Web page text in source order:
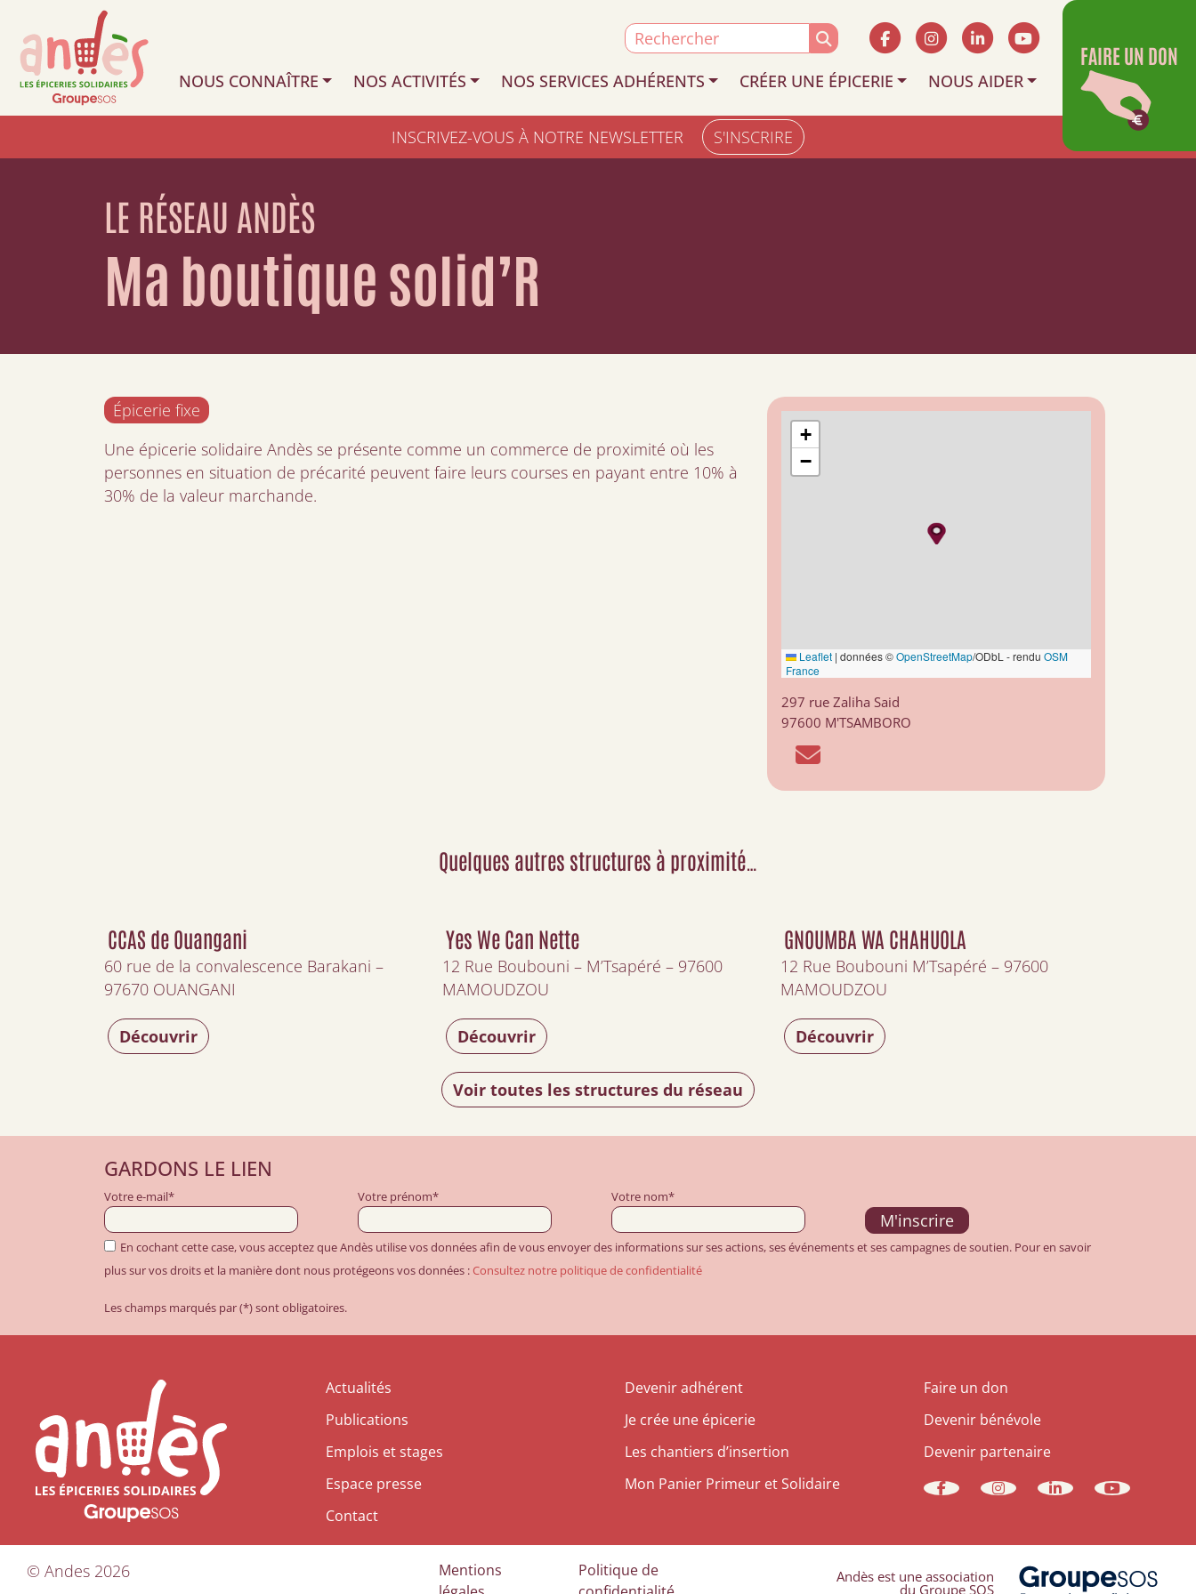
Search
for:
NOUS CONNAÎTRE
NOS ACTIVITÉS NOS SERVICES ADHÉRENTS CRÉER UNE ÉPICERIE NOUS AIDER
INSCRIVEZ-VOUS À NOTRE NEWSLETTER S'INSCRIRE
FAIRE UN DON
LE RÉSEAU ANDÈS
Ma boutique solid’R
Épicerie fixe
Une épicerie solidaire Andès se présente comme un commerce de proximité où les
personnes en situation de précarité peuvent faire leurs courses en payant entre 10% à
30% de la valeur marchande.
+
−
Leaflet | données ©OpenStreetMap/ODbL - rendu OSM
France
297 rue Zaliha Said
97600 M'TSAMBORO
Quelques autres structures à proximité…
CCAS de Ouangani
60 rue de la convalescence Barakani –
97670 OUANGANI
Découvrir
Yes We Can Nette
12 Rue Boubouni – M’Tsapéré – 97600
MAMOUDZOU
Découvrir
GNOUMBA WA CHAHUOLA
12 Rue Boubouni M’Tsapéré – 97600
MAMOUDZOU
Découvrir
Voir toutes les structures du réseau
GARDONS LE LIEN
Votre e-mail* Votre prénom* Votre nom*
En cochant cette case, vous acceptez que Andès utilise vos données afin de vous envoyer des informations sur ses actions, ses événements et ses campagnes de soutien. Pour en savoir
plus sur vos droits et la manière dont nous protégeons vos données :Consultez notre politique de confidentialité
Les champs marqués par (*) sont obligatoires.
Actualités
Publications
Emplois et stages
Espace presse
Contact
Devenir adhérent
Je crée une épicerie
Les chantiers d’insertion
Mon Panier Primeur et Solidaire
Faire un don
Devenir bénévole
Devenir partenaire
© Andes 2026
Mentions
Politique de
Andès est une association
du Groupe SOS